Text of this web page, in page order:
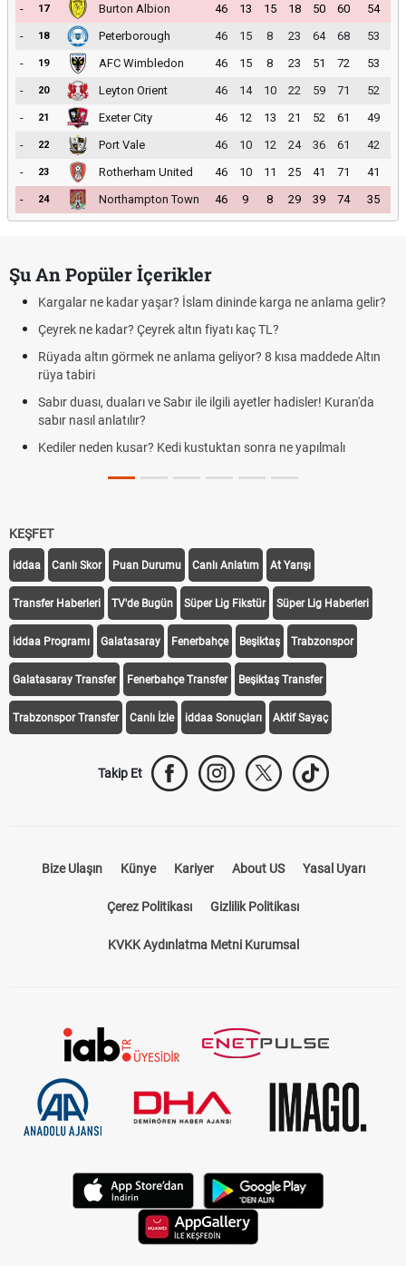
-
17 Burton Albion 46 13 15 18 50 60
54
-
18 Peterborough 46 15 8 23 64 68
53
-
19 AFC Wimbledon 46 15 8 23 51 72
53
-
20 Leyton Orient 46 14 10 22 59 71
52
-
21 Exeter City 46 12 13 21 52 61
49
-
22 Port Vale 46 10 12 24 36 61
42
-
23 Rotherham United 46 10 11 25 41 71
41
-
24 Northampton Town 46 9 8 29 39 74 35
Şu An Popüler İçerikler
Kargalar ne kadar yaşar? İslam dininde karga ne anlama gelir?
Çeyrek ne kadar? Çeyrek altın fiyatı kaç TL?
Rüyada altın görmek ne anlama geliyor? 8 kısa maddede Altın
rüya tabiri
Sabır duası, duaları ve Sabır ile ilgili ayetler hadisler! Kuran'da
sabır nasıl anlatılır?
Kediler neden kusar? Kedi kustuktan sonra ne yapılmalı
KEŞFET
iddaa Canlı Skor Puan Durumu Canlı Anlatım At Yarışı
Transfer Haberleri TV'de Bugün Süper Lig Fikstür Süper Lig Haberleri
iddaa Programı Galatasaray Fenerbahçe Beşiktaş Trabzonspor
Galatasaray Transfer Fenerbahçe Transfer Beşiktaş Transfer
Trabzonspor Transfer Canlı İzle iddaa Sonuçları Aktif Sayaç
Takip Et
Bize Ulaşın Künye Kariyer About US Yasal Uyarı
Çerez Politikası Gizlilik Politikası
KVKK Aydınlatma Metni Kurumsal